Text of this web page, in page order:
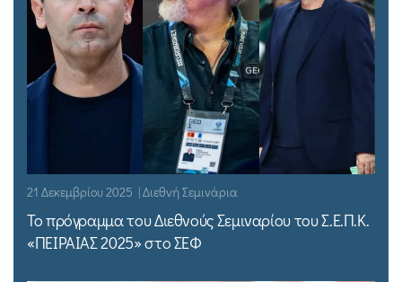
21 Δεκεμβρίου 2025 | Διεθνή Σεμινάρια
Το πρόγραμμα του Διεθνούς Σεμιναρίου του Σ.Ε.Π.Κ.
«ΠΕΙΡΑΙΑΣ 2025» στο ΣΕΦ